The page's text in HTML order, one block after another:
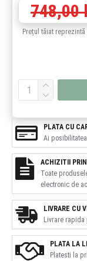
748,00
Prețul tăiat
PLATA LA
Platesti la
LIVRARE CU
Livrare
PLATA CU
Ai
ACHIZITII
Toate
electronic de